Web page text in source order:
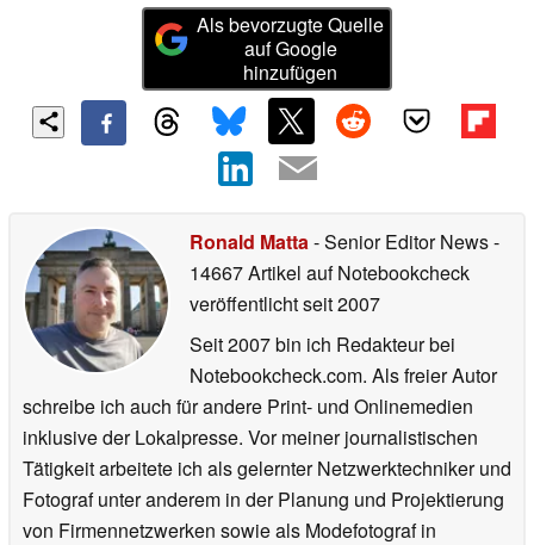
Als bevorzugte Quelle
auf Google
hinzufügen
Ronald Matta- Senior Editor News-
14667 Artikel auf Notebookcheck
veröffentlichtseit 2007
Seit 2007 bin ich Redakteur bei
Notebookcheck.com. Als freier Autor
schreibe ich auch für andere Print- und Onlinemedien
inklusive der Lokalpresse. Vor meiner journalistischen
Tätigkeit arbeitete ich als gelernter Netzwerktechniker und
Fotograf unter anderem in der Planung und Projektierung
von Firmennetzwerken sowie als Modefotograf in